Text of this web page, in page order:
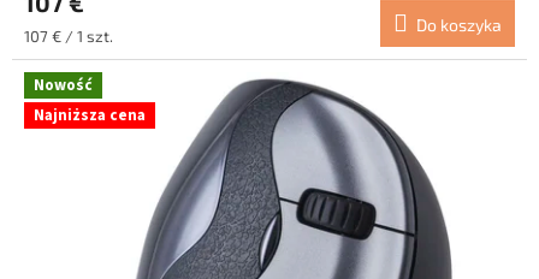
wynosi
5.0
5
gwiazdek.
Cena
jednostkowa:
107 € / 1 szt.
Do koszyka
Nowość
Najniższa cena